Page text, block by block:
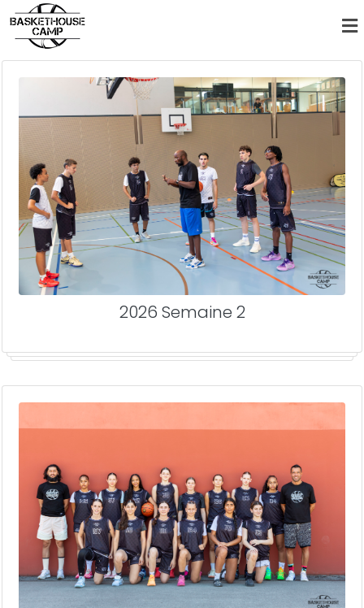
2026 Semaine 2